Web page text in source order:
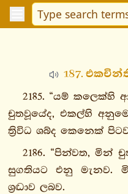
දීඝනිකාය
මජ්ඣිමනිකාය
සංයුත්තනිකාය
අඞ්ගුත්තරනිකාය
ඛුද්දකනිකාය
ඛුද්දකපාඨපාළි
ධම්මපදපාළි
187.
2185. “යම්
චුතවූයේද, එකල්හි
ත්‍රිවිධ ශබ්ද කෙනෙක්
2186. “පින්වත, මින්
සුගතියට එනු මැනව.
ශ්‍රද්‍ධාව ලබව.